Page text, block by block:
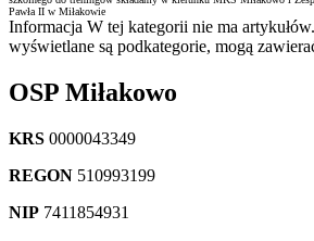
Pawła II w Miłakowie
Informacja W tej kategorii nie ma
wyświetlane są podkategorie, mogą
OSP Miłakowo
KRS 0000043349
REGON 510993199
NIP 7411854931